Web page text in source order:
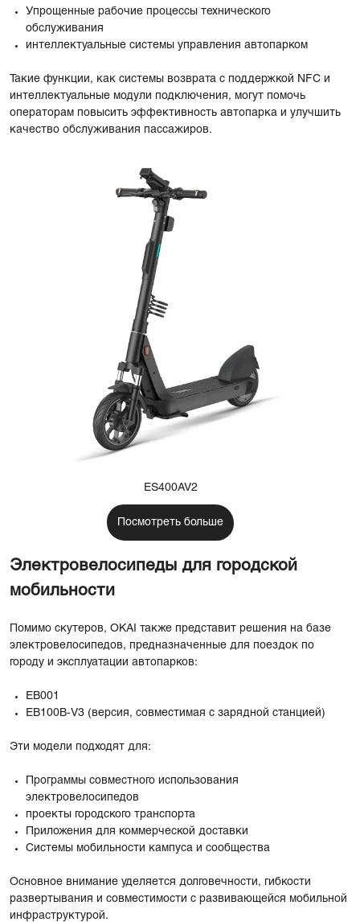
Упрощенные рабочие процессы технического
обслуживания
интеллектуальные системы управления автопарком
Такие функции, как системы возврата с поддержкой NFC и
интеллектуальные модули подключения, могут помочь
операторам повысить эффективность автопарка и улучшить
качество обслуживания пассажиров.
ES400AV2
Посмотреть больше
Электровелосипеды для городской
мобильности
Помимо скутеров, OKAI также представит решения на базе
электровелосипедов, предназначенные для поездок по
городу и эксплуатации автопарков:
EB001
EB100B-V3 (версия, совместимая с зарядной станцией)
Эти модели подходят для:
Программы совместного использования
электровелосипедов
проекты городского транспорта
Приложения для коммерческой доставки
Системы мобильности кампуса и сообщества
Основное внимание уделяется долговечности, гибкости
развертывания и совместимости с развивающейся мобильной
инфраструктурой.